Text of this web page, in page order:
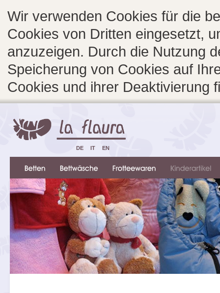
Wir verwenden Cookies für die
Cookies von Dritten eingesetzt,
anzuzeigen. Durch die Nutzung
Speicherung von Cookies auf
Cookies und ihrer Deaktivierung
DE IT EN